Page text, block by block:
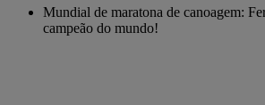
Mundial de maratona de canoagem:
campeão do mundo!